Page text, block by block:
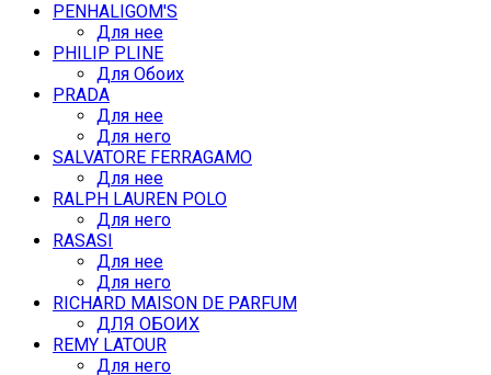
PENHALIGOM'S
Для нее
PHILIP PLINE
Для Обоих
PRADA
Для нее
Для него
SALVATORE FERRAGAMO
Для нее
RALPH LAUREN POLO
Для него
RASASI
Для нее
Для него
RICHARD MAISON DE PARFUM
ДЛЯ ОБОИХ
REMY LATOUR
Для него